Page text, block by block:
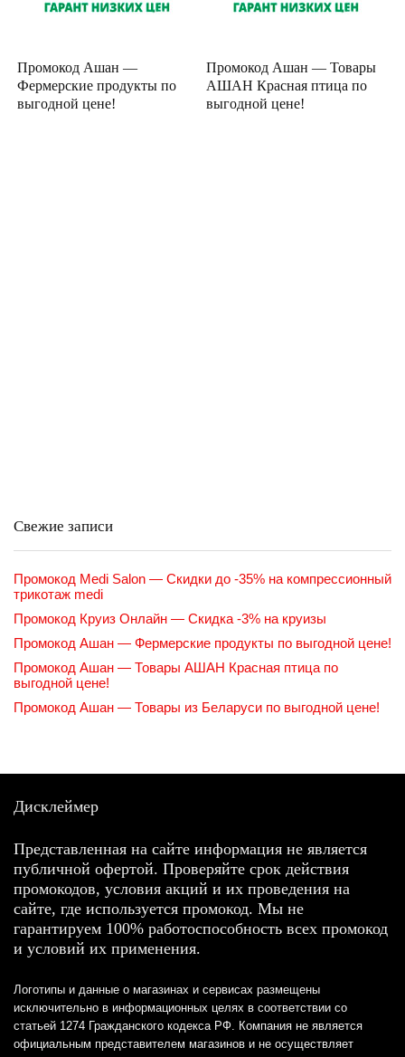
Промокод Ашан —
Фермерские продукты по
выгодной цене!
Промокод Ашан — Товары
АШАН Красная птица по
выгодной цене!
Свежие записи
Промокод Medi Salon — Скидки до -35% на компрессионный
трикотаж medi
Промокод Круиз Онлайн — Скидка -3% на круизы
Промокод Ашан — Фермерские продукты по выгодной цене!
Промокод Ашан — Товары АШАН Красная птица по
выгодной цене!
Промокод Ашан — Товары из Беларуси по выгодной цене!
Дисклеймер
Представленная на сайте информация не является
публичной офертой. Проверяйте срок действия
промокодов, условия акций и их проведения на
сайте, где используется промокод. Мы не
гарантируем 100% работоспособность всех промокод
и условий их применения.
Логотипы и данные о магазинах и сервисах размещены
исключительно в информационных целях в соответствии со
статьей 1274 Гражданского кодекса РФ. Компания не является
официальным представителем магазинов и не осуществляет